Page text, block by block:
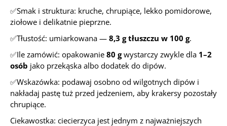
✅Smak i struktura: kruche, chrupiące, lekko pomidorowe,
ziołowe i delikatnie pieprzne.
✅Tłustość: umiarkowana — 8,3 g tłuszczu w 100 g.
✅Ile zamówić: opakowanie 80 gwystarczy zwykle dla 1–2
osób jako przekąska albo dodatek do dipów.
✅Wskazówka: podawaj osobno od wilgotnych dipów i
nakładaj pastę tuż przed jedzeniem, aby krakersy pozostały
chrupiące.
Ciekawostka: ciecierzyca jest jednym z najważniejszych